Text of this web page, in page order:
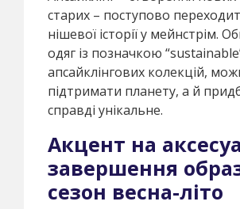
старих – поступово
нішевої історії у мейнстрім.
одяг із позначкою
апсайклінгових колекцій,
підтримати планету, а й
справді унікальне.
Акцент на
завершення
сезон весна-літо